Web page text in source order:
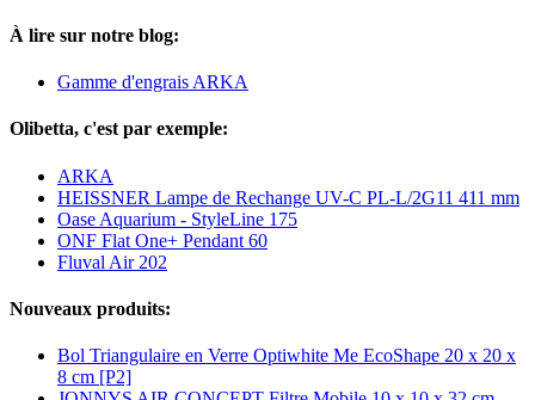
À lire sur notre blog:
Gamme d'engrais ARKA
Olibetta, c'est par exemple:
ARKA
HEISSNER Lampe de Rechange UV-C PL-L/2G11 411 mm
Oase Aquarium - StyleLine 175
ONF Flat One+ Pendant 60
Fluval Air 202
Nouveaux produits:
Bol Triangulaire en Verre Optiwhite Me EcoShape 20 x 20 x
8 cm [P2]